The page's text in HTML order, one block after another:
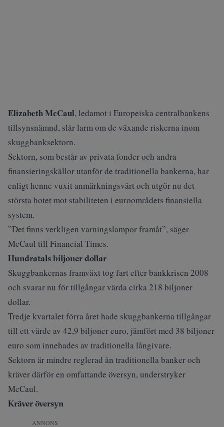
Elizabeth McCaul, ledamot i Europeiska centralbankens
tillsynsnämnd, slår larm om de växande riskerna inom
skuggbanksektorn.
Sektorn, som består av privata fonder och andra
finansieringskällor utanför de traditionella bankerna, har
enligt henne vuxit anmärkningsvärt och utgör nu det
största hotet mot stabiliteten i euroområdets finansiella
system.
”Det finns verkligen varningslampor framåt”, säger
McCaul till Financial Times.
Hundratals biljoner dollar
Skuggbankernas framväxt tog fart efter bankkrisen 2008
och svarar nu för tillgångar värda cirka 218 biljoner
dollar.
Tredje kvartalet förra året hade skuggbankerna tillgångar
till ett värde av 42,9 biljoner euro, jämfört med 38 biljoner
euro som innehades av traditionella långivare.
Sektorn är mindre reglerad än traditionella banker och
kräver därför en omfattande översyn, understryker
McCaul.
Kräver översyn
ANNONS